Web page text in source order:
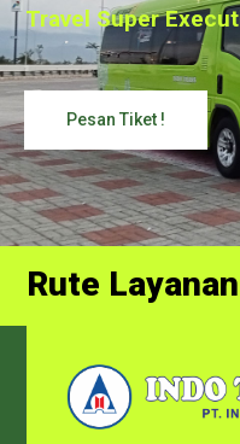
Travel Super
Pesan Tiket !
Rute